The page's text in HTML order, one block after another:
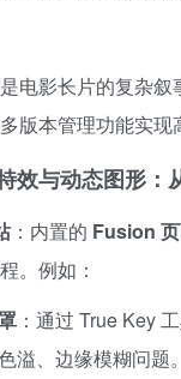
电影长片的复杂
版本管理功能实现
效与动态图形
：内置的 Fusion
。例如：
：通过 True Key
溢、边缘模糊问题。